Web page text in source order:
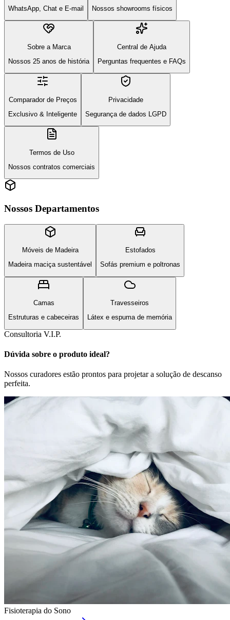
WhatsApp, Chat e E-mail
Nossos showrooms físicos
Sobre a Marca
Nossos 25 anos de história
Central de Ajuda
Perguntas frequentes e FAQs
Comparador de Preços
Exclusivo & Inteligente
Privacidade
Segurança de dados LGPD
Termos de Uso
Nossos contratos comerciais
Nossos Departamentos
Móveis de Madeira
Madeira maciça sustentável
Estofados
Sofás premium e poltronas
Camas
Estruturas e cabeceiras
Travesseiros
Látex e espuma de memória
Consultoria V.I.P.
Dúvida sobre o produto ideal?
Nossos curadores estão prontos para projetar a solução de descanso
perfeita.
Fisioterapia do Sono